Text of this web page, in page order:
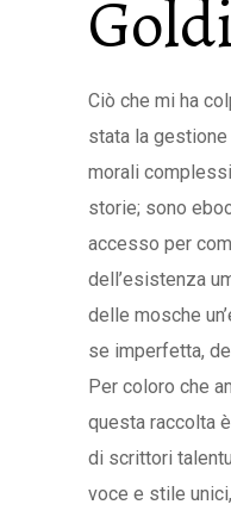
Ciò che mi ha
stata la gestione
morali
storie; sono
accesso per
dell’esistenza
delle mosche
se imperfetta,
Per coloro che
questa raccolta
di scrittori
voce e stile